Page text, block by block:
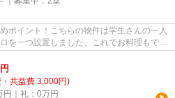
ポイント！こちらの物件は学生さんの一人
を一つ設置しました、これでお料理もでき
円
共益費 3,000円)
円｜礼：0万円